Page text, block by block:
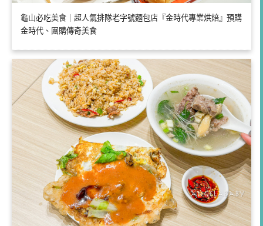
龜山必吃美食｜超人氣排隊老字號麵包店『金時代專業烘焙』預購
金時代、團購傳奇美食